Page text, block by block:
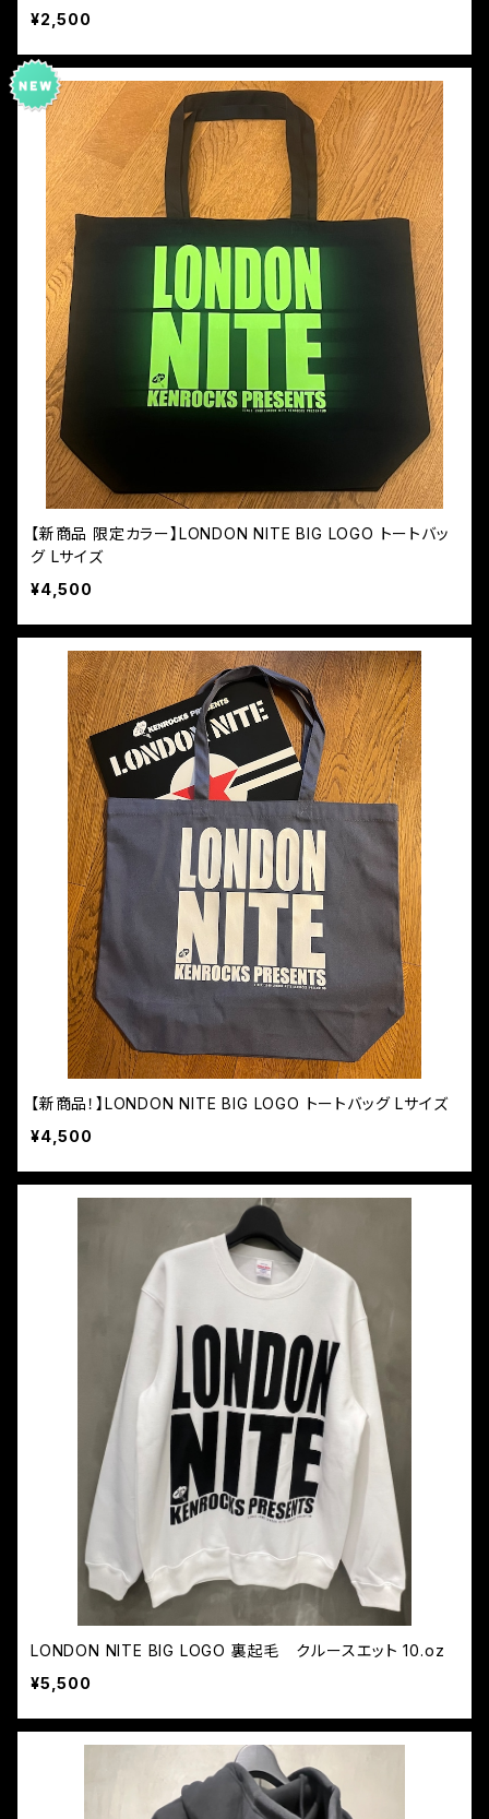
¥2,500
【新商品 限定カラー】LONDON NITE BIG LOGO トートバッ
グ Lサイズ
¥4,500
【新商品！】LONDON NITE BIG LOGO トートバッグ Lサイズ
¥4,500
LONDON NITE BIG LOGO 裏起毛 クルースエット 10.oz
¥5,500